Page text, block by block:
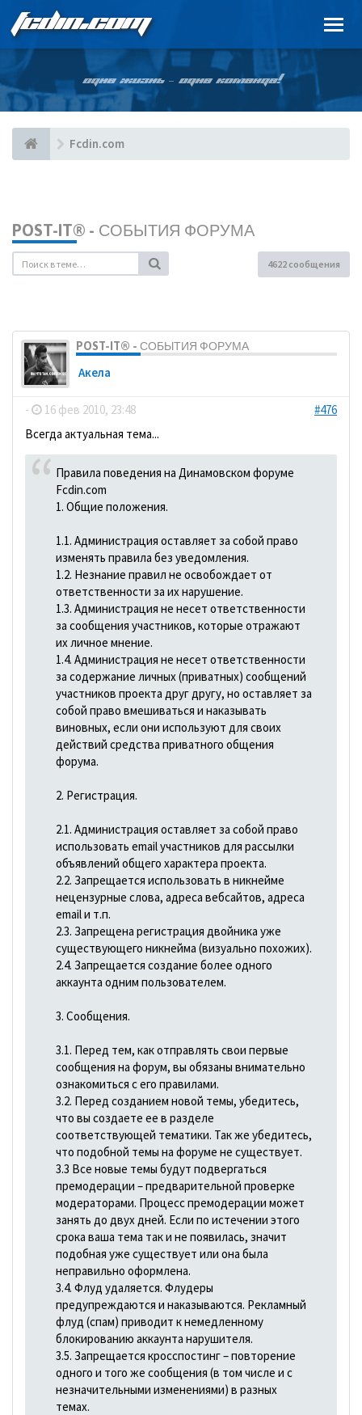
FCDIN.COM
ОДНА ЖИЗНЬ – ОДНА КОМАНДА!
Fcdin.com
POST-IT® - СОБЫТИЯ ФОРУМА
4622 сообщения
POST-IT® - СОБЫТИЯ ФОРУМА
Акела
- 16 фев 2010, 23:48
#476
Всегда актуальная тема...
Правила поведения на Динамовском форуме
Fcdin.com
1. Общие положения.
1.1. Администрация оставляет за собой право
изменять правила без уведомления.
1.2. Незнание правил не освобождает от
ответственности за их нарушение.
1.3. Администрация не несет ответственности
за сообщения участников, которые отражают
их личное мнение.
1.4. Администрация не несет ответственности
за содержание личных (приватных) сообщений
участников проекта друг другу, но оставляет за
собой право вмешиваться и наказывать
виновных, если они используют для своих
действий средства приватного общения
форума.
2. Регистрация.
2.1. Администрация оставляет за собой право
использовать email участников для рассылки
объявлений общего характера проекта.
2.2. Запрещается использовать в никнейме
нецензурные слова, адреса вебсайтов, адреса
email и т.п.
2.3. Запрещена регистрация двойника уже
существующего никнейма (визуально похожих).
2.4. Запрещается создание более одного
аккаунта одним пользователем.
3. Сообщения.
3.1. Перед тем, как отправлять свои первые
сообщения на форум, вы обязаны внимательно
ознакомиться с его правилами.
3.2. Перед созданием новой темы, убедитесь,
что вы создаете ее в разделе
соответствующей тематики. Так же убедитесь,
что подобной темы на форуме не существует.
3.3 Все новые темы будут подвергаться
премодерации – предварительной проверке
модераторами. Процесс премодерации может
занять до двух дней. Если по истечении этого
срока ваша тема так и не появилась, значит
подобная уже существует или она была
неправильно оформлена.
3.4. Флуд удаляется. Флудеры
предупреждаются и наказываются. Рекламный
флуд (спам) приводит к немедленному
блокированию аккаунта нарушителя.
3.5. Запрещается кросспостинг – повторение
одного и того же сообщения (в том числе и с
незначительными изменениями) в разных
темах.